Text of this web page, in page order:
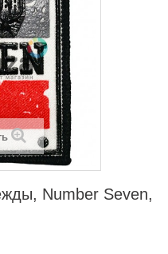
Number Seven,